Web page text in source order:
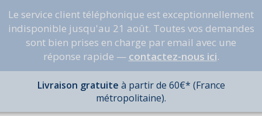
Le service client téléphonique est exceptionnellement
indisponible jusqu'au 21 août. Toutes vos demandes
sont bien prises en charge par email avec une
réponse rapide — contactez-nous ici.
Livraison gratuite à partir de 60€* (France
métropolitaine).